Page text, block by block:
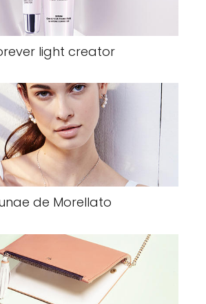
light creator
de Morellato